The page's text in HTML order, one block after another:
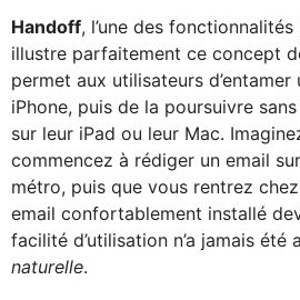
Handoff, l’une des fonctionnalités
illustre parfaitement ce concept
permet aux utilisateurs
iPhone, puis de la poursuivre
sur leur iPad ou leur Mac.
commencez à rédiger un email
métro, puis que vous rentrez
email confortablement installé
facilité d’utilisation n’a jamais été
naturelle.